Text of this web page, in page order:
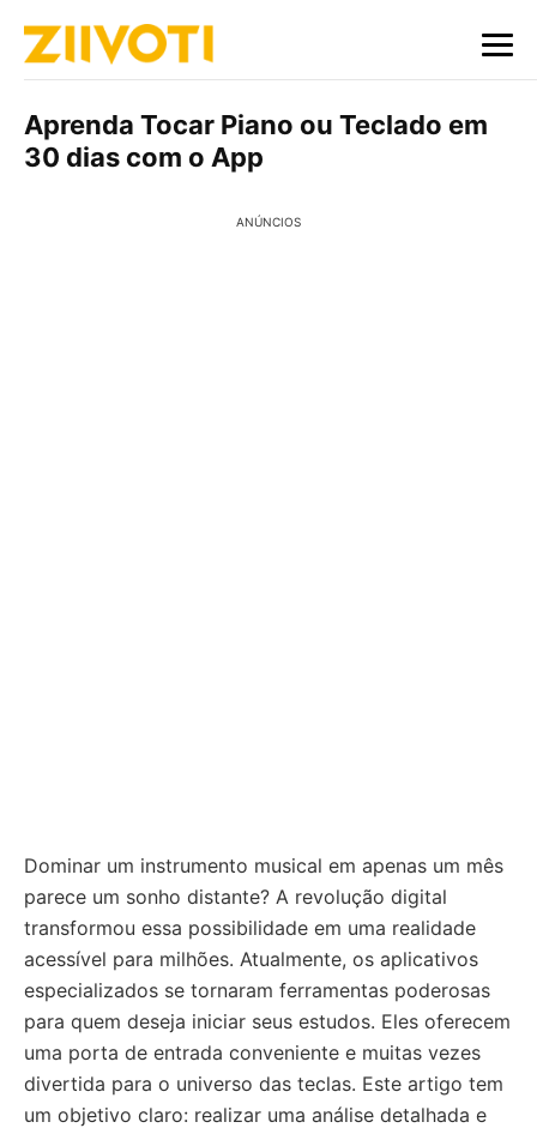
Aprenda Tocar Piano ou Teclado em
30 dias com o App
ANÚNCIOS
Dominar um instrumento musical em apenas um mês
parece um sonho distante? A revolução digital
transformou essa possibilidade em uma realidade
acessível para milhões. Atualmente, os aplicativos
especializados se tornaram ferramentas poderosas
para quem deseja iniciar seus estudos. Eles oferecem
uma porta de entrada conveniente e muitas vezes
divertida para o universo das teclas. Este artigo tem
um objetivo claro: realizar uma análise detalhada e